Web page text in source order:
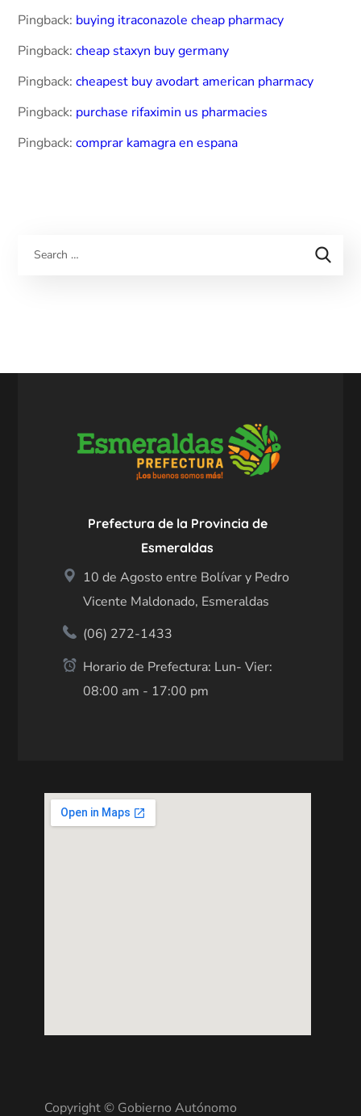
Pingback: buying itraconazole cheap pharmacy
Pingback:cheap staxyn buy germany
Pingback:cheapest buy avodart american pharmacy
Pingback: purchase rifaximin us pharmacies
Pingback:comprar kamagra en espana
Prefectura de la Provincia de
Esmeraldas
10 de Agosto entre Bolívar y Pedro
Vicente Maldonado, Esmeraldas
(06) 272-1433
Horario de Prefectura: Lun- Vier:
08:00 am - 17:00 pm
Copyright © Gobierno Autónomo